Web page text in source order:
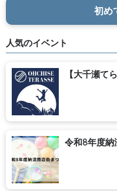
初め
人気のイベント
【大千瀬て
令和8年度納